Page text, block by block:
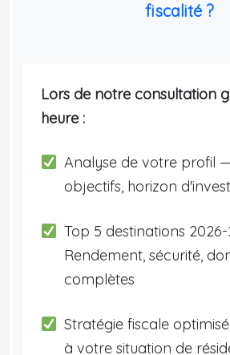
fiscalité ?
Lors de notre consultation
heure :
Analyse de votre profil
objectifs, horizon
Top 5 destinations
Rendement, sécurité,
complètes
Stratégie fiscale
à votre situation de